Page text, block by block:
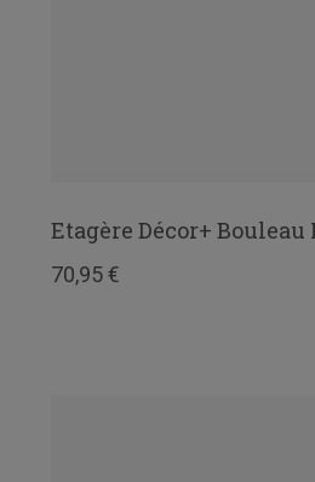
Etagère Décor+
70,95 €